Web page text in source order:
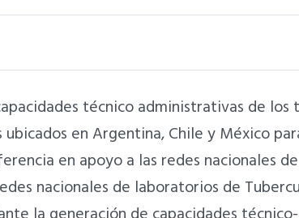
técnico administrativas de
ubicados en Argentina, Chile y México
en apoyo a las redes nacionales
nacionales de laboratorios de